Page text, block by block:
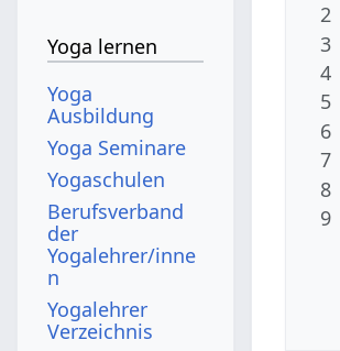
2
3
4
5
6
7
8
9
Yoga lernen
Yoga
Ausbildung
Yoga Seminare
Yogaschulen
Berufsverband
der
Yogalehrer/inne
n
Yogalehrer
Verzeichnis